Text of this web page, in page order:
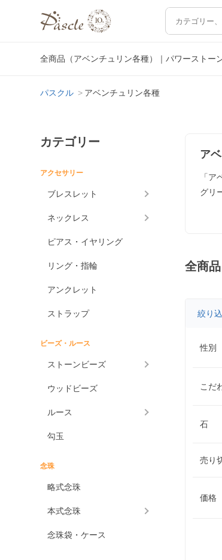
全商品（アベンチュリン各種）｜パワーストー
パスクル アベンチュリン各種
カテゴリー
アクセサリー
ブレスレット
ネックレス
ピアス・イヤリング
リング・指輪
アンクレット
ストラップ
ビーズ・ルース
ストーンビーズ
ウッドビーズ
ルース
勾玉
念珠
略式念珠
本式念珠
念珠袋・ケース
ア
「
グリ
全商
絞り
性別
こだ
石
売り
価格